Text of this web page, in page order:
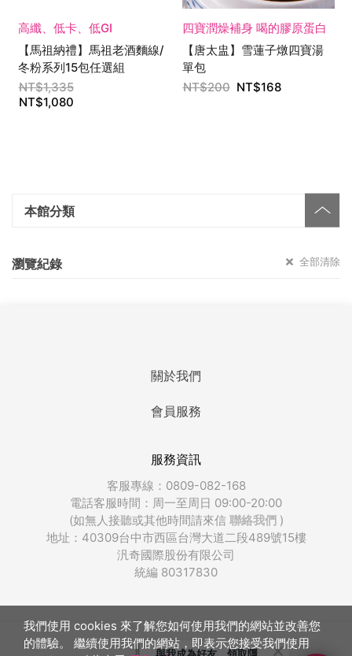
本館分類
瀏覽紀錄 全部清除
高纖、低卡、低GI
【馬祖納禮】馬祖老酒麵線/
冬粉系列15包任選組
NT$1,335
NT$1,080
四寶潤燥補身 喝的膠原蛋白
【唐太盅】雪蓮子燉四寶湯
單包
NT$200 NT$168
關於我們
會員服務
服務資訊
客服專線：0809-082-168
電話客服時間：周一至周日 09:00-20:00
(如無人接聽或其他時間請來信 聯絡我們)
地址：40309台中市西區台灣大道二段489號15樓
汎奇國際股份有限公司
統編 80317830
販奇網版權所有
我們使用 cookies 來了解您如何使用我們的網站並改善您
的體驗。 繼續使用我們的網站，即表示您接受我們使用